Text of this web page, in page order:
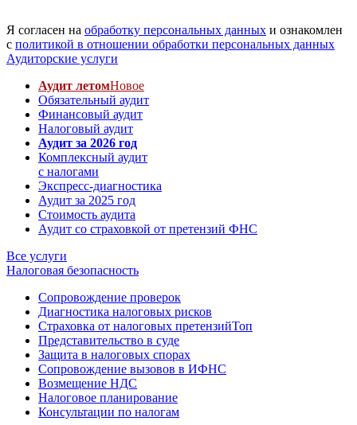
Я согласен на обработку персональных данных и ознакомлен
с политикой в отношении обработки персональных данных
Аудиторские услуги
Аудит летомНовое
Обязательный аудит
Финансовый аудит
Налоговый аудит
Аудит за 2026 год
Комплексный аудит
с налогами
Экспресс-диагностика
Аудит за 2025 год
Стоимость аудита
Аудит со страховкой от претензий ФНС
Все услуги
Налоговая безопасность
Сопровождение проверок
Диагностика налоговых рисков
Страховка от налоговых претензийТоп
Представительство в суде
Защита в налоговых спорах
Сопровождение вызовов в ИФНС
Возмещение НДС
Налоговое планирование
Консультации по налогам